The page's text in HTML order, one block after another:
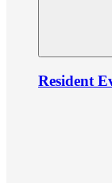
Resident